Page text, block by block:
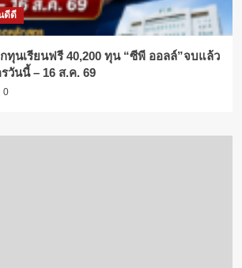
ดีดี
ทุนเรียนฟรี 40,200 ทุน “ซีพี ออลล์”จบแล้ว
วันนี้ – 16 ส.ค. 69
0